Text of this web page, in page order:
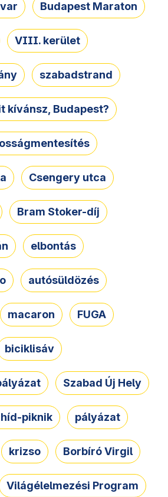
Budapest Maraton
VIII. kerület
szabadstrand
kívánsz, Budapest?
Csengery utca
Bram Stoker-díj
elbontás
autósüldözés
macaron FUGA
biciklisáv
Szabad Új Hely
piknik pályázat
krizso Borbíró Virgil
Világélelmezési Program